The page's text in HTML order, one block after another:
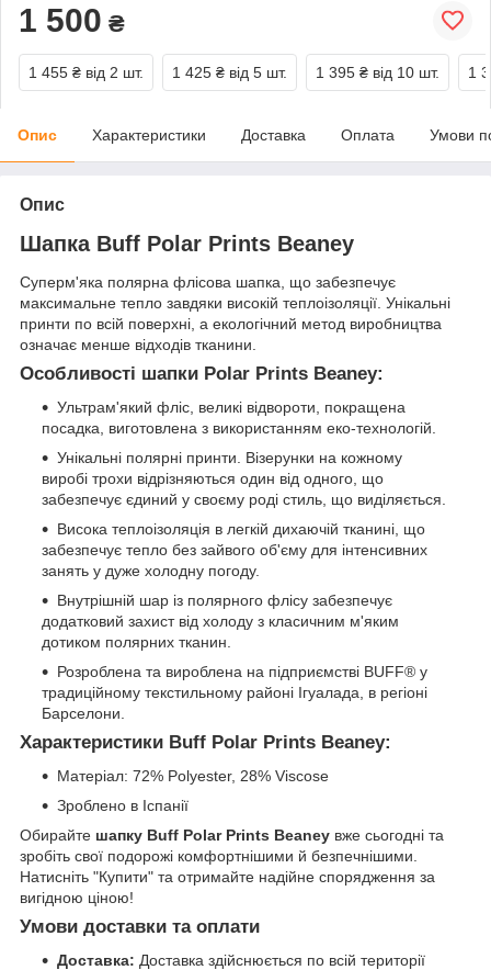
1 500 ₴
1 455 ₴ від 2 шт. 1 425 ₴ від 5 шт. 1 395 ₴ від 10 шт. 1
Опис Характеристики Доставка Оплата Умови
Опис
Шапка Buff Polar Prints Beaney
Суперм'яка полярна флісова шапка, що забезпечує
максимальне тепло завдяки високій теплоізоляції. Унікальні
принти по всій поверхні, а екологічний метод виробництва
означає менше відходів тканини.
Особливості шапки Polar Prints Beaney:
Ультрам'який фліс, великі відвороти, покращена
посадка, виготовлена ​​з використанням еко-технологій.
Унікальні полярні принти. Візерунки на кожному
виробі трохи відрізняються один від одного, що
забезпечує єдиний у своєму роді стиль, що виділяється.
Висока теплоізоляція в легкій дихаючій тканині, що
забезпечує тепло без зайвого об'єму для інтенсивних
занять у дуже холодну погоду.
Внутрішній шар із полярного флісу забезпечує
додатковий захист від холоду з класичним м'яким
дотиком полярних тканин.
Розроблена та вироблена на підприємстві BUFF® у
традиційному текстильному районі Ігуалада, в регіоні
Барселони.
Характеристики Buff Polar Prints Beaney:
Матеріал: 72% Polyester, 28% Viscose
Зроблено в Іспанії
Обирайте шапку Buff Polar Prints Beaney вже сьогодні та
зробіть свої подорожі комфортнішими й безпечнішими.
Натисніть "Купити" та отримайте надійне спорядження за
вигідною ціною!
Умови доставки та оплати
Доставка: Доставка здійснюється по всій території